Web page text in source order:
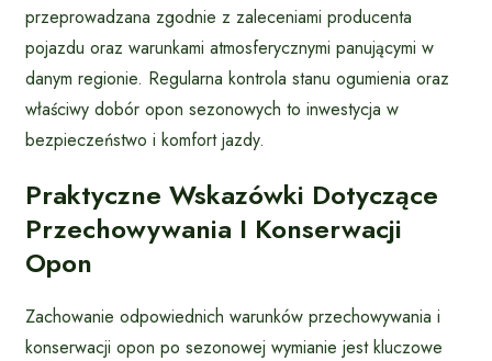
przeprowadzana zgodnie z zaleceniami producenta
pojazdu oraz warunkami atmosferycznymi panującymi w
danym regionie. Regularna kontrola stanu ogumienia oraz
właściwy dobór opon sezonowych to inwestycja w
bezpieczeństwo i komfort jazdy.
Praktyczne Wskazówki Dotyczące
Przechowywania I Konserwacji
Opon
Zachowanie odpowiednich warunków przechowywania i
konserwacji opon po sezonowej wymianie jest kluczowe